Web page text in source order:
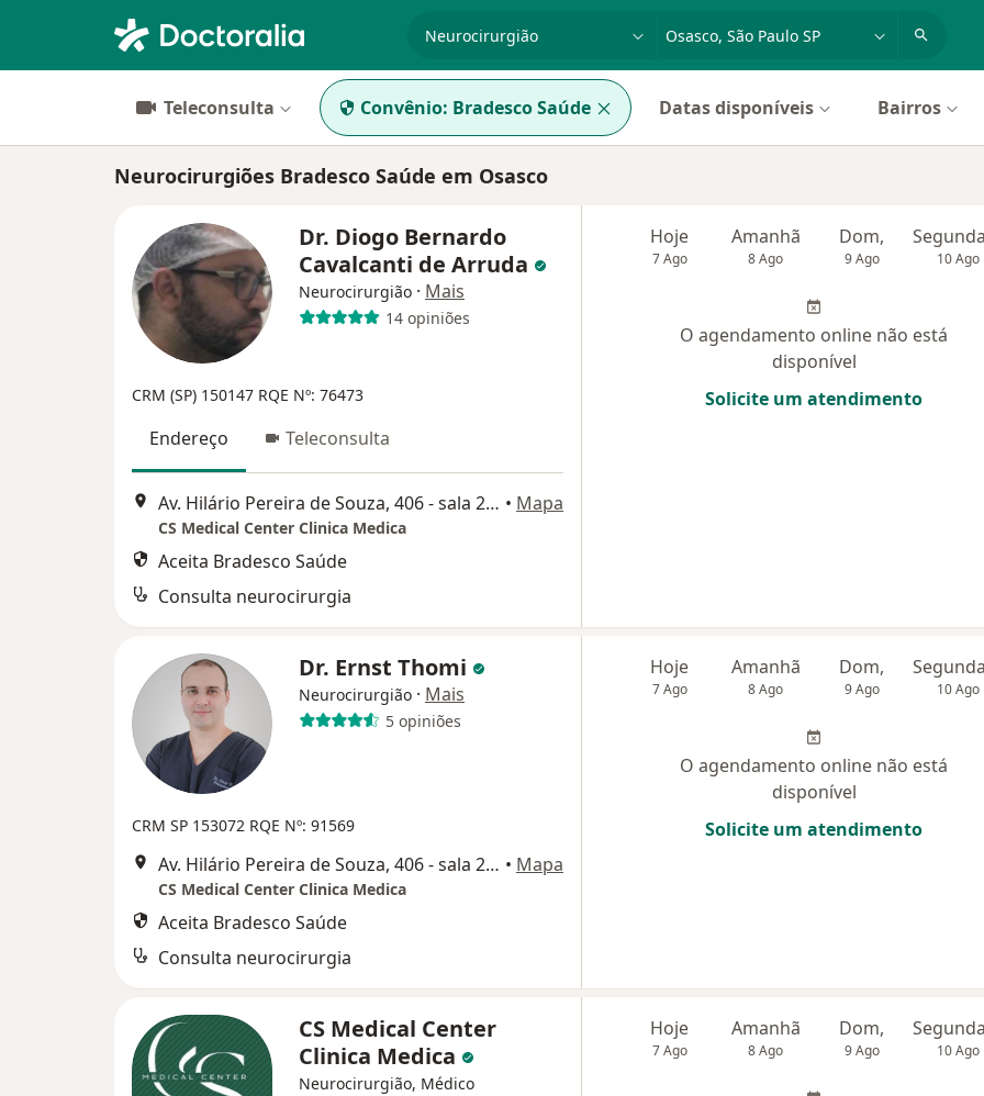
Teleconsulta Convênio: Bradesco Saúde Datas disponíveis Bairros
Neurocirurgiões Bradesco Saúde em Osasco
Dr. Diogo Bernardo
Cavalcanti de Arruda
Neurocirurgião · Mais
14 opiniões
CRM (SP) 150147 RQE Nº: 76473
Endereço Teleconsulta
Av. Hilário Pereira de Souza, 406 - sala 2111 bloco 2, Osasco • Mapa
CS Medical Center Clinica Medica
Aceita Bradesco Saúde
Consulta neurocirurgia
Hoje
7 Ago
Amanhã
8 Ago
Dom,
9 Ago 10 Ago
O agendamento online não está
disponível
Solicite um atendimento
Dr. Ernst Thomi
Neurocirurgião · Mais
5 opiniões
CRM SP 153072 RQE Nº: 91569
Av. Hilário Pereira de Souza, 406 - sala 2111 bloco 2, Osasco • Mapa
CS Medical Center Clinica Medica
Aceita Bradesco Saúde
Consulta neurocirurgia
Hoje
7 Ago
Amanhã
8 Ago
Dom,
9 Ago 10 Ago
O agendamento online não está
disponível
Solicite um atendimento
CS Medical Center
Clinica Medica
Neurocirurgião, Médico
Hoje
7 Ago
Amanhã
8 Ago
Dom,
9 Ago 10 Ago